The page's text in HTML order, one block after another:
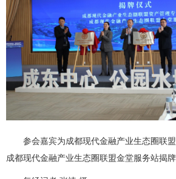
参会嘉宾为成都现代金融产业生态圈联
成都现代金融产业生态圈联盟金堂服务站揭牌